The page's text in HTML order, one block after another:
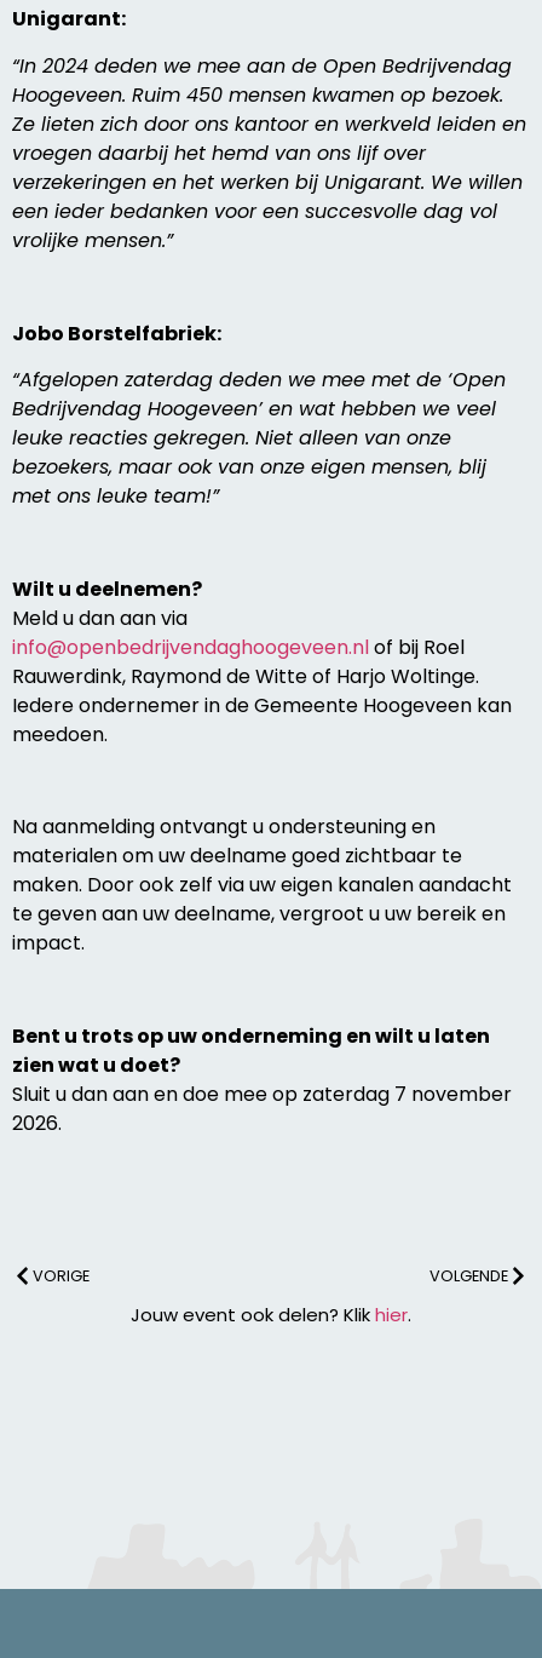
Unigarant:
“In 2024 deden we mee aan de Open Bedrijvendag
Hoogeveen. Ruim 450 mensen kwamen op bezoek.
Ze lieten zich door ons kantoor en werkveld leiden en
vroegen daarbij het hemd van ons lijf over
verzekeringen en het werken bij Unigarant. We willen
een ieder bedanken voor een succesvolle dag vol
vrolijke mensen.”
Jobo Borstelfabriek:
“Afgelopen zaterdag deden we mee met de ‘Open
Bedrijvendag Hoogeveen’ en wat hebben we veel
leuke reacties gekregen. Niet alleen van onze
bezoekers, maar ook van onze eigen mensen, blij
met ons leuke team!”
Wilt u deelnemen?
Meld u dan aan via
info@openbedrijvendaghoogeveen.nlof bij Roel
Rauwerdink, Raymond de Witte of Harjo Woltinge.
Iedere ondernemer in de Gemeente Hoogeveen kan
meedoen.
Na aanmelding ontvangt u ondersteuning en
materialen om uw deelname goed zichtbaar te
maken. Door ook zelf via uw eigen kanalen aandacht
te geven aan uw deelname, vergroot u uw bereik en
impact.
Bent u trots op uw onderneming en wilt u laten
zien wat u doet?
Sluit u dan aan en doe mee op zaterdag 7 november
2026.
VORIGE VOLGENDE
Jouw event ook delen? Klikhier.